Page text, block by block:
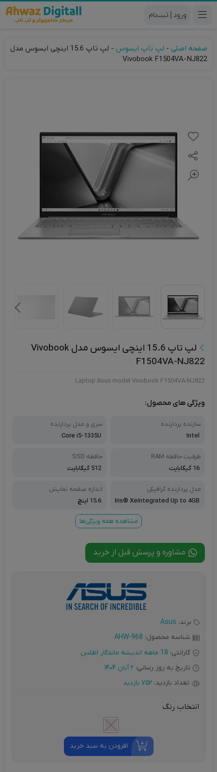
|
صفحه اصلی - لپ تاپ ایسوس -
لپ تاپ 15.6 اینچی ایسوس مدل
Vivobook F1504VA-NJ822
لپ تاپ 15.6 اینچی ایسوس مدل Vivobook
F1504VA-NJ822
Laptop Asus model Vivobook F1504VA-NJ822
ویژگی های محصول:
سازنده پردازنده
Intel
سری و مدل پردازنده
Core i5-1335U
ظرفیت حافظه RAM
16 گیگابایت
حافظه SSD
512 گیگابایت
مدل پردازنده گرافیکی
Iris® XeIntegrated Up to 4GB
اندازه صفحه نمایش
15.6 اینچ
مشاهده همه ویژگی‌ها
مشاوره و پرسش قبل از خرید
برند: Asus
شناسه محصول: AHW-968
گارانتی: 18 ماهه اندیشه ماندگار اطلس
تاریخ به روز رسانی: 2 آبان 1404
تعداد بازدید: 752 بازدید
انتخاب رنگ
افزودن به سبد خرید